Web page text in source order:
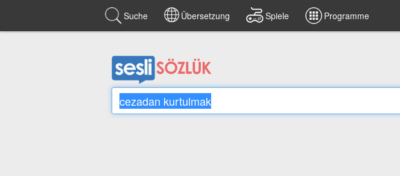
Suche Übersetzung Spiele Programme